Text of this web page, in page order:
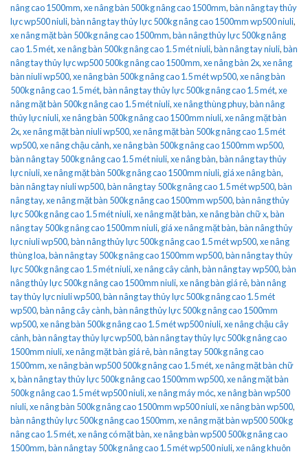
nâng cao 1500mm,xe nâng bàn 500kg nâng cao 1500mm,bàn nâng tay thủy
lực wp500 niuli,bàn nâng tay thủy lực 500kg nâng cao 1500mm wp500 niuli,
xe nâng mặt bàn 500kg nâng cao 1500mm,bàn nâng thủy lực 500kg nâng
cao 1.5 mét,xe nâng bàn 500kg nâng cao 1.5 mét niuli,bàn nâng tay niuli,bàn
nâng tay thủy lực wp500 500kg nâng cao 1500mm,xe nâng bàn 2x,xe nâng
bàn niuli wp500,xe nâng bàn 500kg nâng cao 1.5 mét wp500,xe nâng bàn
500kg nâng cao 1.5 mét,bàn nâng tay thủy lực 500kg nâng cao 1.5 mét,xe
nâng mặt bàn 500kg nâng cao 1.5 mét niuli,xe nâng thùng phuy,bàn nâng
thủy lực niuli,xe nâng bàn 500kg nâng cao 1500mm niuli,xe nâng mặt bàn
2x,xe nâng mặt bàn niuli wp500,xe nâng mặt bàn 500kg nâng cao 1.5 mét
wp500,xe nâng chậu cảnh,xe nâng bàn 500kg nâng cao 1500mm wp500,
bàn nâng tay 500kg nâng cao 1.5 mét niuli,xe nâng bàn,bàn nâng tay thủy
lực niuli,xe nâng mặt bàn 500kg nâng cao 1500mm niuli, giá xe nâng bàn,
bàn nâng tay niuli wp500,bàn nâng tay 500kg nâng cao 1.5 mét wp500,bàn
nâng tay,xe nâng mặt bàn 500kg nâng cao 1500mm wp500,bàn nâng thủy
lực 500kg nâng cao 1.5 mét niuli,xe nâng mặt bàn,xe nâng bàn chữ x,bàn
nâng tay 500kg nâng cao 1500mm niuli, giá xe nâng mặt bàn,bàn nâng thủy
lực niuli wp500,bàn nâng thủy lực 500kg nâng cao 1.5 mét wp500,xe nâng
thùng loa,bàn nâng tay 500kg nâng cao 1500mm wp500,bàn nâng tay thủy
lực 500kg nâng cao 1.5 mét niuli,xe nâng cây cảnh,bàn nâng tay wp500,bàn
nâng thủy lực 500kg nâng cao 1500mm niuli,xe nâng bàn giá rẻ,bàn nâng
tay thủy lực niuli wp500,bàn nâng tay thủy lực 500kg nâng cao 1.5 mét
wp500,bàn nâng cây cành,bàn nâng thủy lực 500kg nâng cao 1500mm
wp500,xe nâng bàn 500kg nâng cao 1.5 mét wp500 niuli,xe nâng chậu cây
cảnh,bàn nâng tay thủy lực wp500,bàn nâng tay thủy lực 500kg nâng cao
1500mm niuli,xe nâng mặt bàn giá rẻ,bàn nâng tay 500kg nâng cao
1500mm,xe nâng bàn wp500 500kg nâng cao 1.5 mét,xe nâng mặt bàn chữ
x,bàn nâng tay thủy lực 500kg nâng cao 1500mm wp500,xe nâng mặt bàn
500kg nâng cao 1.5 mét wp500 niuli,xe nâng máy móc,xe nâng bàn wp500
niuli,xe nâng bàn 500kg nâng cao 1500mm wp500 niuli,xe nâng bàn wp500,
bàn nâng thủy lực 500kg nâng cao 1500mm,xe nâng mặt bàn wp500 500kg
nâng cao 1.5 mét,xe nâng có mặt bàn,xe nâng bàn wp500 500kg nâng cao
1500mm,bàn nâng tay 500kg nâng cao 1.5 mét wp500 niuli,xe nâng khuôn